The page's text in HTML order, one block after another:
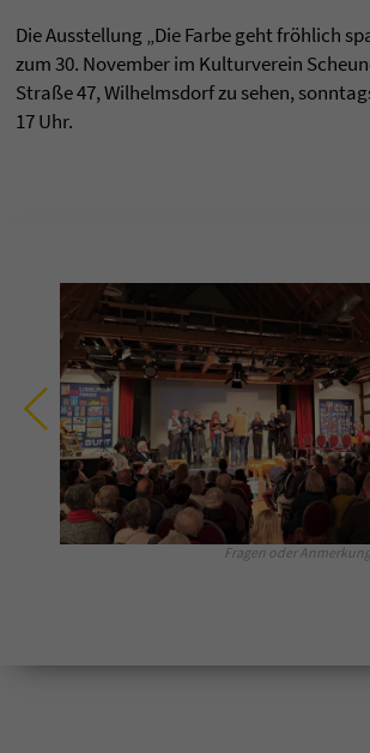
Die Ausstellung „Die Farbe geht fröhlich
zum 30. November im Kulturverein
Straße 47, Wilhelmsdorf zu sehen,
17 Uhr.
Fragen oder